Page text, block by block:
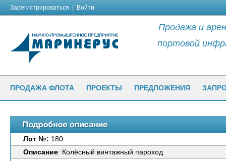
Зарегистрироваться Войти
Продажа и
портовой
ПРОДАЖА ФЛОТА ПРОЕКТЫ ПРЕДЛОЖЕНИЯ
Лот №: 180
Описание: Колёсный винтажный пароход